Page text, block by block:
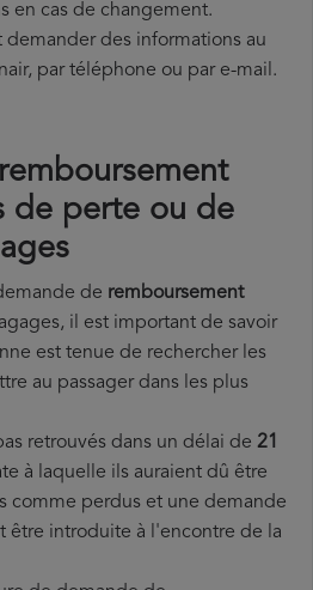
en cas de changement.
demander des informations au
par téléphone ou par e-mail.
de perte ou de
de remboursement
il est important de savoir
est tenue de rechercher les
au passager dans les plus
retrouvés dans un délai de 21
à laquelle ils auraient dû être
comme perdus et une demande
être introduite à l'encontre de la